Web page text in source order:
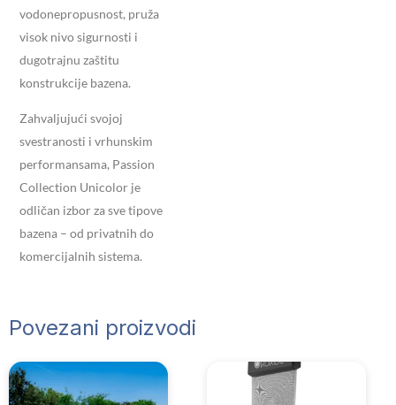
vodonepropusnost, pruža
visok nivo sigurnosti i
dugotrajnu zaštitu
konstrukcije bazena.
Zahvaljujući svojoj
svestranosti i vrhunskim
performansama, Passion
Collection Unicolor je
odličan izbor za sve tipove
bazena – od privatnih do
komercijalnih sistema.
Povezani proizvodi